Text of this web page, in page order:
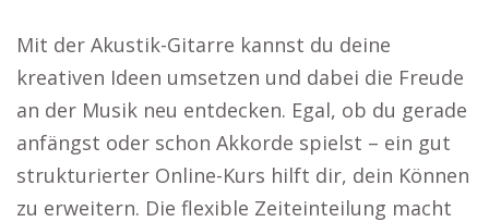
Mit der Akustik-Gitarre kannst du deine
kreativen Ideen umsetzen und dabei die Freude
an der Musik neu entdecken. Egal, ob du gerade
anfängst oder schon Akkorde spielst – ein gut
strukturierter Online-Kurs hilft dir, dein Können
zu erweitern. Die flexible Zeiteinteilung macht